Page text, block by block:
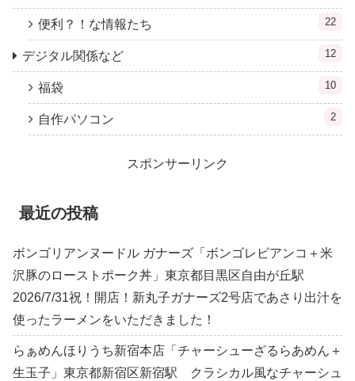
便利？！な情報たち 22
デジタル関係など 12
福袋 10
自作パソコン 2
スポンサーリンク
最近の投稿
ボンゴリアンヌードル ガナーズ「ボンゴレビアンコ＋米
沢豚のローストポーク丼」東京都目黒区自由が丘駅
2026/7/31祝！開店！新丸子ガナーズ2号店であさり出汁を
使ったラーメンをいただきました！
らぁめんほりうち新宿本店「チャーシューざるらあめん＋
生玉子」東京都新宿区新宿駅 クラシカル風なチャーシュ